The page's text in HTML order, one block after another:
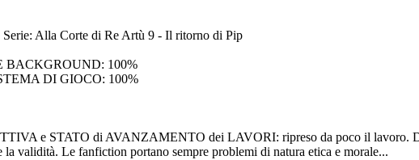
Alla Corte di Re Artù 9 - Il ritorno di Pip
100%
DI GIOCO: 100%
e STATO di AVANZAMENTO dei LAVORI: ripreso da poco il lavoro.
validità. Le fanfiction portano sempre problemi di natura etica e morale...